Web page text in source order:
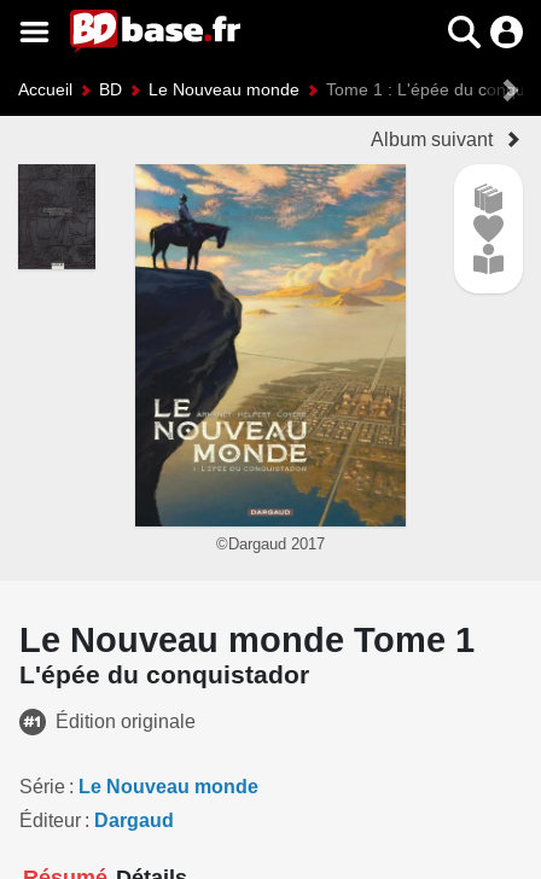
Accueil BD Le Nouveau monde Tome 1 : L'épée du
Album suivant
©Dargaud 2017
Le Nouveau monde Tome 1
L'épée du conquistador
Édition originale
Série
Le Nouveau monde
Éditeur
Dargaud